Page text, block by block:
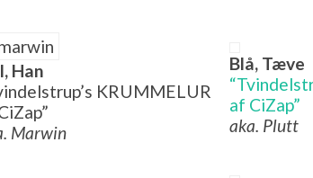
Han
KRUMMELUR
Marwin
Blå, Tæve
af CiZap”
aka. Plutt